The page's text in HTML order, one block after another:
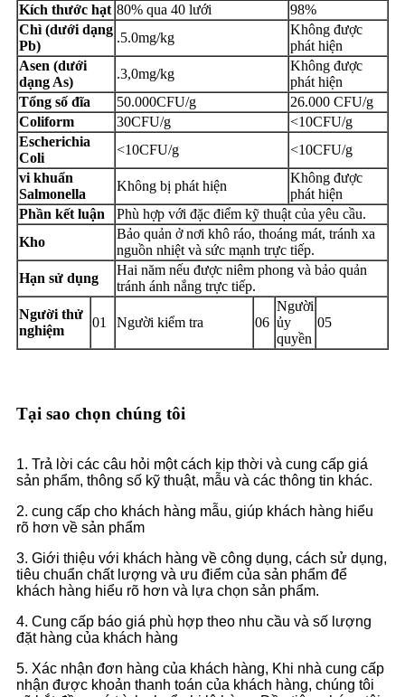
Kích thước hạt 80% qua 40 lưới
98%
Chì (dưới dạng
Pb)
.5.0mg/kg
Không được
phát hiện
Asen (dưới
dạng As)
.3,0mg/kg
Không được
phát hiện
Tổng số đĩa
50.000CFU/g
26.000 CFU/g
Coliform
30CFU/g
<10CFU/g
Escherichia
Coli
<10CFU/g
<10CFU/g
vi khuẩn
Salmonella
Không bị phát hiện
Không được
phát hiện
Phần kết luận
Phù hợp với đặc điểm kỹ thuật của yêu cầu.
Kho
Bảo quản ở nơi khô ráo, thoáng mát, tránh xa
nguồn nhiệt và sức mạnh trực tiếp.
Hạn sử dụng
Hai năm nếu được niêm phong và bảo quản
tránh ánh nắng trực tiếp.
Người thử
nghiệm
01 Người kiểm tra 06
Người
ủy
quyền
05
Tại sao chọn chúng tôi
1. Trả lời các câu hỏi một cách kịp thời và cung cấp giá
sản phẩm, thông số kỹ thuật, mẫu và các thông tin khác.
2. cung cấp cho khách hàng mẫu, giúp khách hàng hiểu
rõ hơn về sản phẩm
3. Giới thiệu với khách hàng về công dụng, cách sử dụng,
tiêu chuẩn chất lượng và ưu điểm của sản phẩm để
khách hàng hiểu rõ hơn và lựa chọn sản phẩm.
4. Cung cấp báo giá phù hợp theo nhu cầu và số lượng
đặt hàng của khách hàng
5. Xác nhận đơn hàng của khách hàng, Khi nhà cung cấp
nhận được khoản thanh toán của khách hàng, chúng tôi